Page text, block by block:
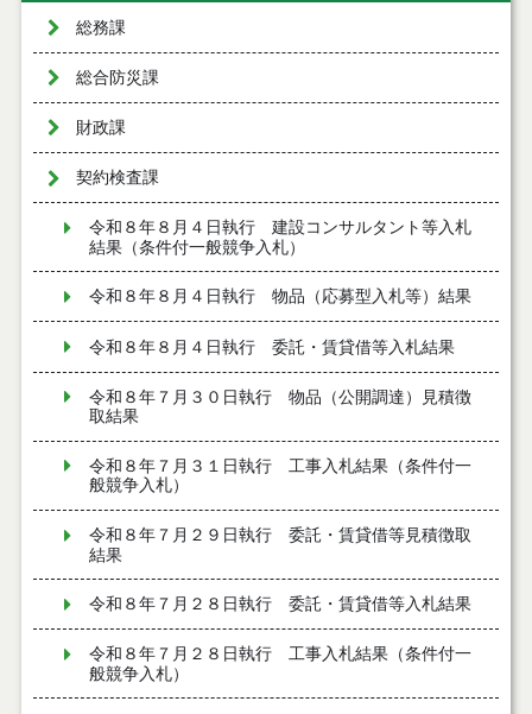
総務課
総合防災課
財政課
契約検査課
令和８年８月４日執行 建設コンサルタント等入札
結果（条件付一般競争入札）
令和８年８月４日執行 物品（応募型入札等）結果
令和８年８月４日執行 委託・賃貸借等入札結果
令和８年７月３０日執行 物品（公開調達）見積徴
取結果
令和８年７月３１日執行 工事入札結果（条件付一
般競争入札）
令和８年７月２９日執行 委託・賃貸借等見積徴取
結果
令和８年７月２８日執行 委託・賃貸借等入札結果
令和８年７月２８日執行 工事入札結果（条件付一
般競争入札）